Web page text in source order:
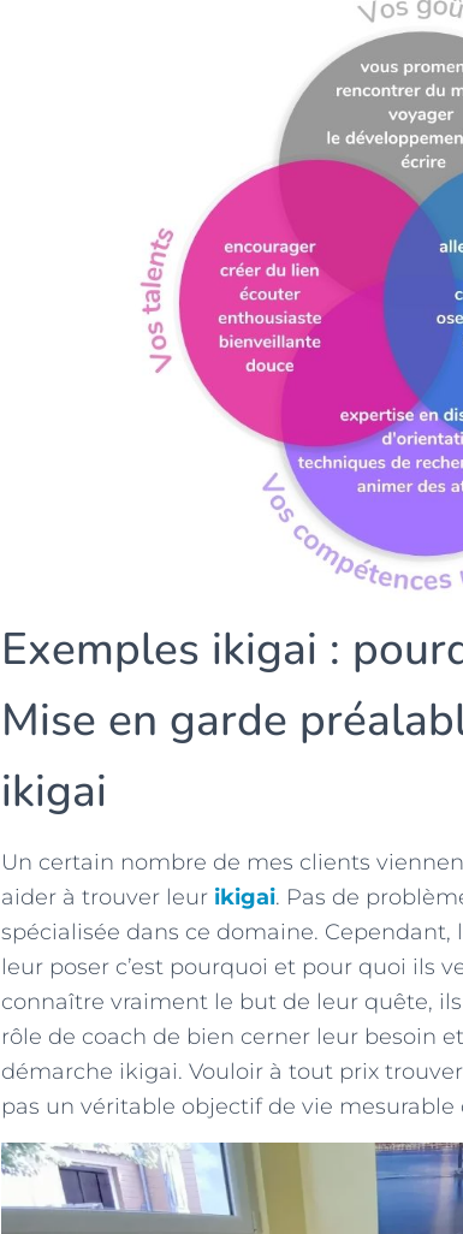
Exemples ikigai :
Mise en garde
ikigai
Un certain nombre de mes clients
aider à trouver leur ikigai. Pas de
spécialisée dans ce domaine.
leur poser c’est pourquoi et pour quoi ils
connaître vraiment le but de leur quête,
rôle de coach de bien cerner leur besoin
démarche ikigai. Vouloir à tout prix
pas un véritable objectif de vie mesurable